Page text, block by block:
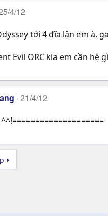
4/12
tới 4 đĩa lận em à,
Evil ORC kia em cần hệ
21/4/12